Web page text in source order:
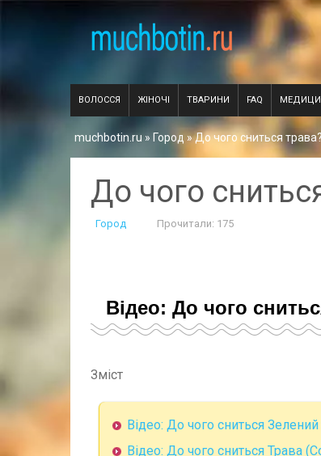
ВОЛОССЯ ЖІНОЧІ ТВАРИНИ FAQ
muchbotin.ru» Город» До чого сниться трава?
До чого
Город Прочитали: 175
Відео: До чого
Зміст
Відео: До чого сниться
Відео: До чого сниться Трава